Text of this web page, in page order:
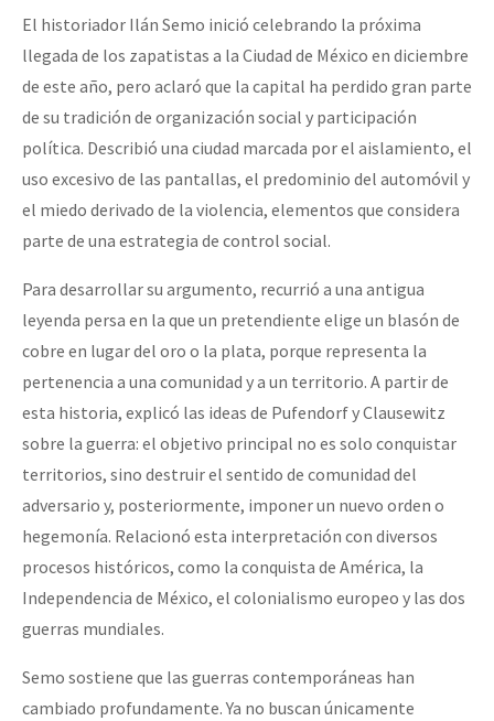
El historiador Ilán Semo inició celebrando la próxima
llegada de los zapatistas a la Ciudad de México en diciembre
de este año, pero aclaró que la capital ha perdido gran parte
de su tradición de organización social y participación
política. Describió una ciudad marcada por el aislamiento, el
uso excesivo de las pantallas, el predominio del automóvil y
el miedo derivado de la violencia, elementos que considera
parte de una estrategia de control social.
Para desarrollar su argumento, recurrió a una antigua
leyenda persa en la que un pretendiente elige un blasón de
cobre en lugar del oro o la plata, porque representa la
pertenencia a una comunidad y a un territorio. A partir de
esta historia, explicó las ideas de Pufendorf y Clausewitz
sobre la guerra: el objetivo principal no es solo conquistar
territorios, sino destruir el sentido de comunidad del
adversario y, posteriormente, imponer un nuevo orden o
hegemonía. Relacionó esta interpretación con diversos
procesos históricos, como la conquista de América, la
Independencia de México, el colonialismo europeo y las dos
guerras mundiales.
Semo sostiene que las guerras contemporáneas han
cambiado profundamente. Ya no buscan únicamente